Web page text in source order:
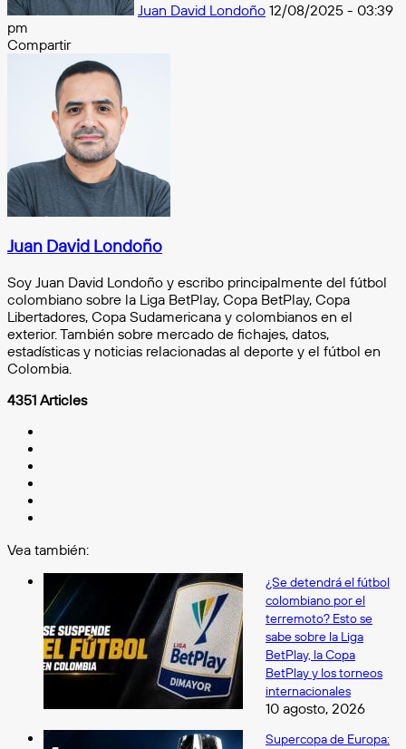
Juan David Londoño 12/08/2025 - 03:39
pm
Compartir
Messenger
Messenger
WhatsApp
Juan David Londoño
Soy Juan David Londoño y escribo principalmente del fútbol
colombiano sobre la Liga BetPlay, Copa BetPlay, Copa
Libertadores, Copa Sudamericana y colombianos en el
exterior. También sobre mercado de fichajes, datos,
estadísticas y noticias relacionadas al deporte y el fútbol en
Colombia.
4351 Articles
Vea también:
¿Se detendrá el fútbol
colombiano por el
terremoto? Esto se
sabe sobre la Liga
BetPlay, la Copa
BetPlay y los torneos
internacionales
10 agosto, 2026
Supercopa de Europa: